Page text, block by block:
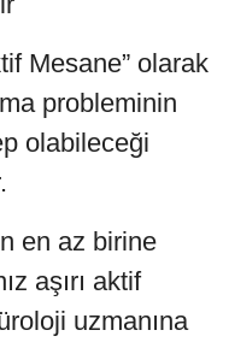
Mesane” olarak
probleminin
olabileceği
en az birine
aşırı aktif
uzmanına